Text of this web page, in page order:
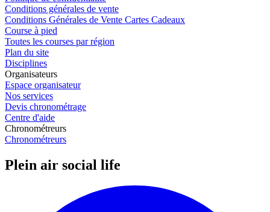
Conditions générales de vente
Conditions Générales de Vente Cartes Cadeaux
Course à pied
Toutes les courses par région
Plan du site
Disciplines
Organisateurs
Espace organisateur
Nos services
Devis chronométrage
Centre d'aide
Chronométreurs
Chronométreurs
Plein air social life